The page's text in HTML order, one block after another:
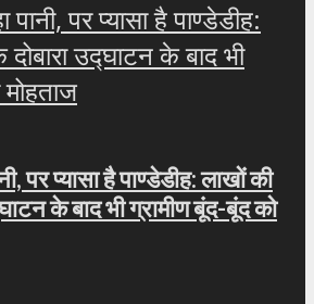
पर प्यासा है पाण्डेडीह: लाखों की
के बाद भी ग्रामीण बूंद-बूंद को